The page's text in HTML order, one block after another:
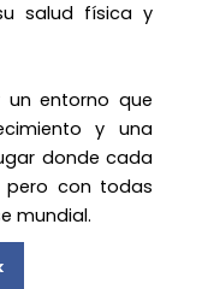
salud física y
un entorno que
y una
donde cada
pero con todas
mundial.